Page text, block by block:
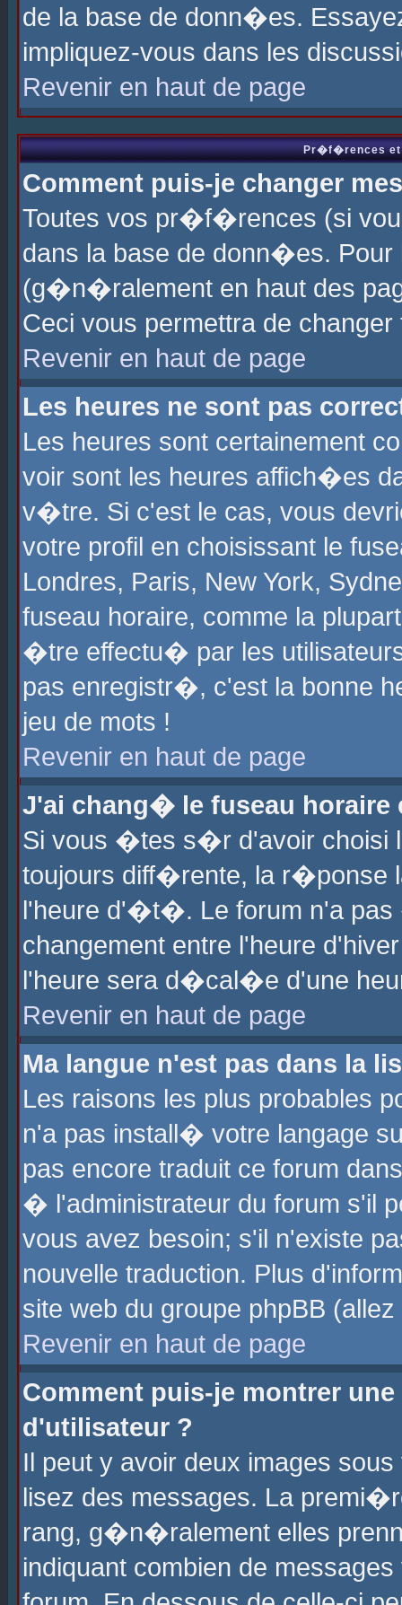
de la base de donn�es.
impliquez-vous dans les
Revenir en haut de page
Pr�f�rences et
Comment puis-je changer
Toutes vos pr�f�rences (si
dans la base de donn�es.
(g�n�ralement en haut des
Ceci vous permettra de
Revenir en haut de page
Les heures ne sont pas
Les heures sont certainement
voir sont les heures affich�es
v�tre. Si c'est le cas, vous
votre profil en choisissant le
Londres, Paris, New York,
fuseau horaire, comme la
�tre effectu� par les
pas enregistr�, c'est la bonne
jeu de mots !
Revenir en haut de page
J'ai chang� le fuseau horaire
Si vous �tes s�r d'avoir choisi
toujours diff�rente, la r�ponse
l'heure d'�t�. Le forum n'a
changement entre l'heure
l'heure sera d�cal�e d'une
Revenir en haut de page
Ma langue n'est pas dans la
Les raisons les plus probables
n'a pas install� votre langage
pas encore traduit ce forum
� l'administrateur du forum s'il
vous avez besoin; s'il n'existe
nouvelle traduction. Plus
site web du groupe phpBB
Revenir en haut de page
Comment puis-je montrer
d'utilisateur ?
Il peut y avoir deux images
lisez des messages. La
rang, g�n�ralement elles
indiquant combien de